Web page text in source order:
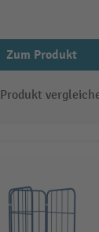
Zum Produkt
Produkt